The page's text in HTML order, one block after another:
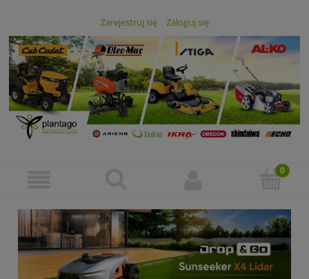
Zarejestruj się Zaloguj się